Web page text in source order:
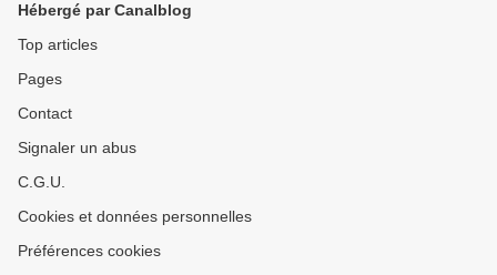
Hébergé par Canalblog
Top articles
Pages
Contact
Signaler un abus
C.G.U.
Cookies et données personnelles
Préférences cookies